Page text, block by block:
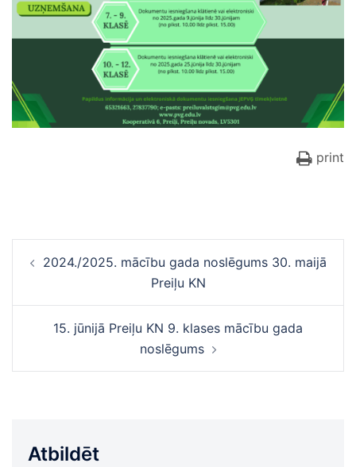
print
navigācija
2024./2025. mācību gada noslēgums 30. maijā
Preiļu KN
15. jūnijā Preiļu KN 9. klases mācību gada
noslēgums
Atbildēt